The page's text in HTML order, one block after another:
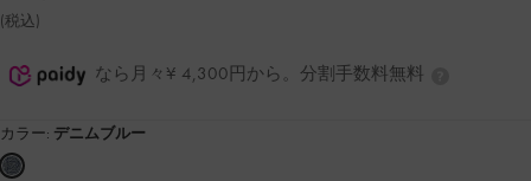
(税込)
なら月々¥ 4,300円から。分割手数料無料
カラー: デニムブルー